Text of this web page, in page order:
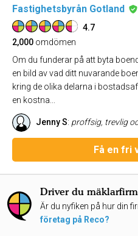
Fastighetsbyrån Gotland
4.7
2,000 omdömen
Om du funderar på att byta
en bild av vad ditt nuvarande
kring de olika delarna i
en kostna...
Jenny S: proffsig, trevlig och alltid beredd
Få en fri
Driver du
Är du nyfiken på hur din
företag på Reco?